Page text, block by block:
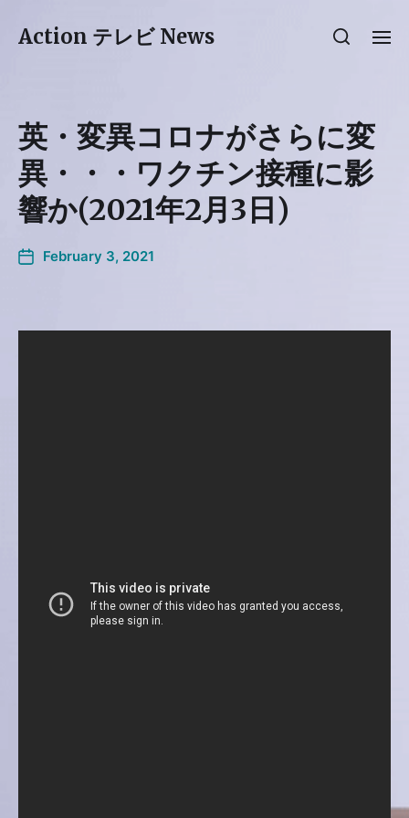
Action テレビ News
英・変異コロナがさらに変
異・・・ワクチン接種に影
響か(2021年2月3日)
February 3, 2021